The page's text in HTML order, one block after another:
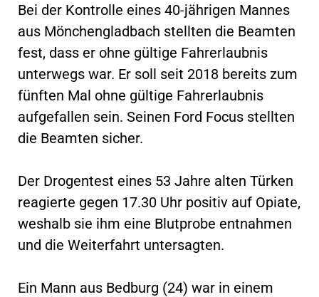
Bei der Kontrolle eines 40-jährigen Mannes
aus Mönchengladbach stellten die Beamten
fest, dass er ohne gültige Fahrerlaubnis
unterwegs war. Er soll seit 2018 bereits zum
fünften Mal ohne gültige Fahrerlaubnis
aufgefallen sein. Seinen Ford Focus stellten
die Beamten sicher.
Der Drogentest eines 53 Jahre alten Türken
reagierte gegen 17.30 Uhr positiv auf Opiate,
weshalb sie ihm eine Blutprobe entnahmen
und die Weiterfahrt untersagten.
Ein Mann aus Bedburg (24) war in einem